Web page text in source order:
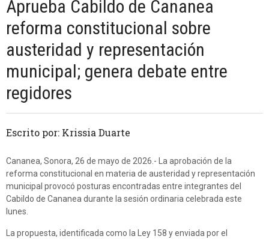
Aprueba Cabildo de Cananea
reforma constitucional sobre
austeridad y representación
municipal; genera debate entre
regidores
Escrito por: Krissia Duarte
Cananea, Sonora, 26 de mayo de 2026.- La aprobación de la
reforma constitucional en materia de austeridad y representación
municipal provocó posturas encontradas entre integrantes del
Cabildo de Cananea durante la sesión ordinaria celebrada este
lunes.
La propuesta, identificada como la Ley 158 y enviada por el